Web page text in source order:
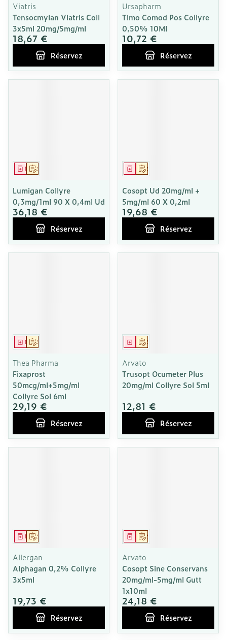
Viatris
Tensocmylan Viatris Coll
3x5ml 20mg/5mg/ml
18,67 €
Réservez
Ursapharm
Timo Comod Pos Collyre
0,50% 10Ml
10,72 €
Réservez
Sur prescription
Médicament
Lumigan Collyre
0,3mg/1ml 90 X 0,4ml Ud
36,18 €
Réservez
Sur prescription
Médicament
Cosopt Ud 20mg/ml +
5mg/ml 60 X 0,2ml
19,68 €
Réservez
Sur prescription
Médicament
Thea Pharma
Fixaprost
50mcg/ml+5mg/ml
Collyre Sol 6ml
29,19 €
Réservez
Sur prescription
Médicament
Arvato
Trusopt Ocumeter Plus
20mg/ml Collyre Sol 5ml
12,81 €
Réservez
Sur prescription
Médicament
Allergan
Alphagan 0,2% Collyre
3x5ml
19,73 €
Réservez
Sur prescription
Médicament
Arvato
Cosopt Sine Conservans
20mg/ml-5mg/ml Gutt
1x10ml
24,18 €
Réservez